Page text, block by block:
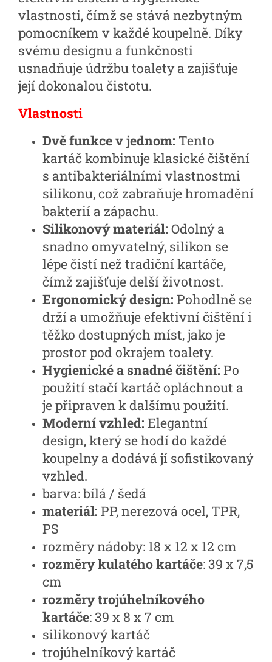
vlastnosti, čímž se stává nezbytným
pomocníkem v každé koupelně. Díky
svému designu a funkčnosti
usnadňuje údržbu toalety a zajišťuje
její dokonalou čistotu.
Vlastnosti
Dvě funkce v jednom: Tento
kartáč kombinuje klasické čištění
s antibakteriálními vlastnostmi
silikonu, což zabraňuje hromadění
bakterií a zápachu.
Silikonový materiál: Odolný a
snadno omyvatelný, silikon se
lépe čistí než tradiční kartáče,
čímž zajišťuje delší životnost.
Ergonomický design: Pohodlně se
drží a umožňuje efektivní čištění i
těžko dostupných míst, jako je
prostor pod okrajem toalety.
Hygienické a snadné čištění: Po
použití stačí kartáč opláchnout a
je připraven k dalšímu použití.
Moderní vzhled: Elegantní
design, který se hodí do každé
koupelny a dodává jí sofistikovaný
vzhled.
barva: bílá / šedá
materiál: PP, nerezová ocel, TPR,
PS
rozměry nádoby: 18 x 12 x 12 cm
rozměry kulatého kartáče: 39 x 7,5
cm
rozměry trojúhelníkového
kartáče: 39 x 8 x 7 cm
silikonový kartáč
trojúhelníkový kartáč